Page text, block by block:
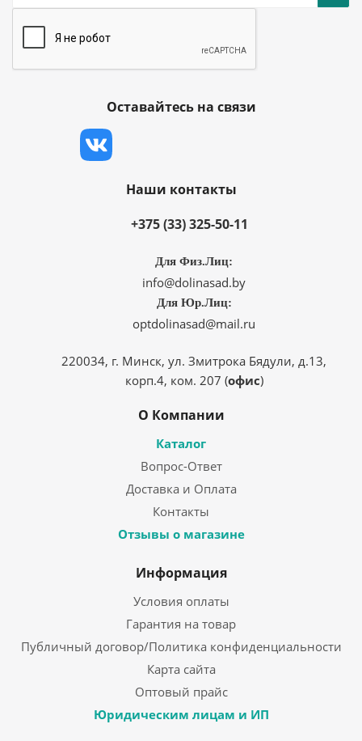
Оставайтесь на связи
Наши контакты
+375 (33) 325-50-11
Для Физ.Лиц:
info@dolinasad.by
Для Юр.Лиц:
optdolinasad@mail.ru
220034, г. Минск, ул. Змитрока Бядули, д.13,
корп.4, ком. 207 (офис)
О Компании
Каталог
Вопрос-Ответ
Доставка и Оплата
Контакты
Отзывы о магазине
Информация
Условия оплаты
Гарантия на товар
Публичный договор/Политика конфиденциальности
Карта сайта
Оптовый прайс
Юридическим лицам и ИП